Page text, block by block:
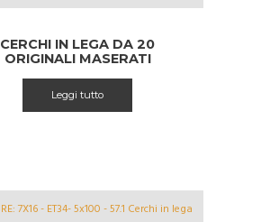
CERCHI IN LEGA DA 20
ORIGINALI MASERATI
Leggi tutto